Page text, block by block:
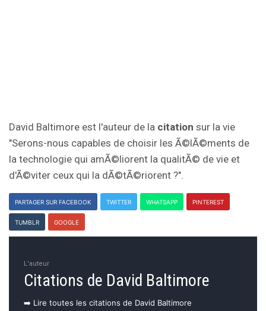
David Baltimore est l'auteur de la citation sur la vie
"Serons-nous capables de choisir les Ã©lÃ©ments de
la technologie qui amÃ©liorent la qualitÃ© de vie et
d'Ã©viter ceux qui la dÃ©tÃ©riorent ?".
PARTAGER SUR FACEBOOK TWITTER WHATSAPP PINTEREST
TUMBLR GOOGLE
L'auteur
Citations de David Baltimore
➡️ Lire toutes les citations de David Baltimore